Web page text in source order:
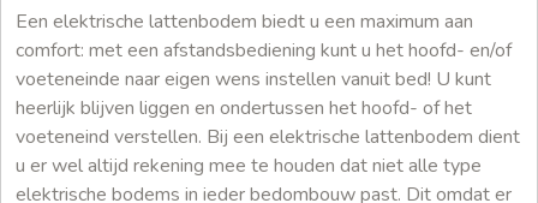
Een elektrische lattenbodem biedt u een maximum aan
comfort: met een afstandsbediening kunt u het hoofd- en/of
voeteneinde naar eigen wens instellen vanuit bed! U kunt
heerlijk blijven liggen en ondertussen het hoofd- of het
voeteneind verstellen. Bij een elektrische lattenbodem dient
u er wel altijd rekening mee te houden dat niet alle type
elektrische bodems in ieder bedombouw past. Dit omdat er